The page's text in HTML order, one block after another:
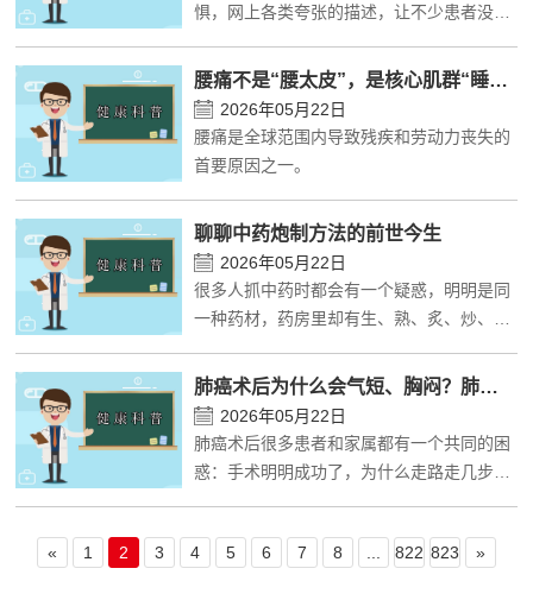
惧，网上各类夸张的描述，让不少患者没做
检查、耽误病情诊断。
腰痛不是“腰太皮”，是核心肌群“睡着了”
2026年05月22日
腰痛是全球范围内导致残疾和劳动力丧失的
首要原因之一。
聊聊中药炮制方法的前世今生
2026年05月22日
很多人抓中药时都会有一个疑惑，明明是同
一种药材，药房里却有生、熟、炙、炒、酒
别。
肺癌术后为什么会气短、胸闷？肺不张和呼吸功能恢复科普
2026年05月22日
肺癌术后很多患者和家属都有一个共同的困
惑：手术明明成功了，为什么走路走几步就
« 1 2 3 4 5 6 7 8 822 823 »